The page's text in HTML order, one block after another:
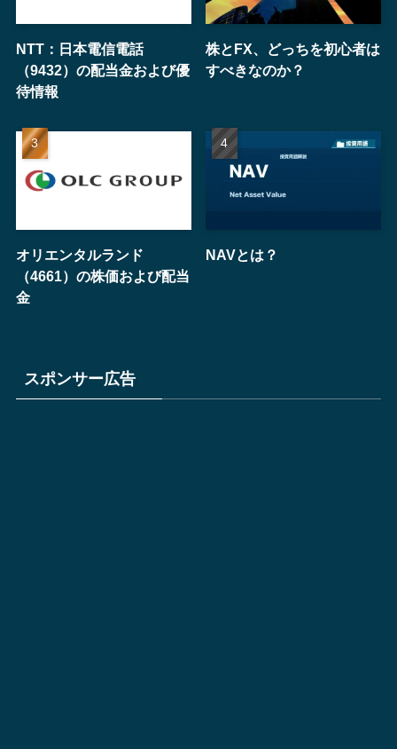
NTT：日本電信電話
（9432）の配当金および優
待情報
株とFX、どっちを初心者は
すべきなのか？
オリエンタルランド
（4661）の株価および配当
金
NAVとは？
スポンサー広告